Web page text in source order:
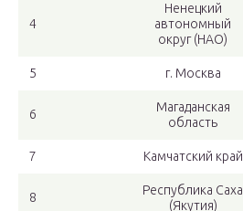
4
Ненецкий
автономный
округ (НАО)
5 г. Москва
6
Магаданская
область
7 Камчатский край
8
Республика Саха
(Якутия)